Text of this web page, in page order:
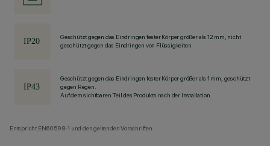
Geschützt gegen das Eindringen fester Körper größer als 12 mm, nicht
geschützt gegen das Eindringen von Flüssigkeiten.
Geschützt gegen das Eindringen fester Körper größer als 1 mm, geschützt
gegen Regen.
Auf dem sichtbaren Teil des Produkts nach der Installation
Entspricht EN60598-1 und den geltenden Vorschriften.